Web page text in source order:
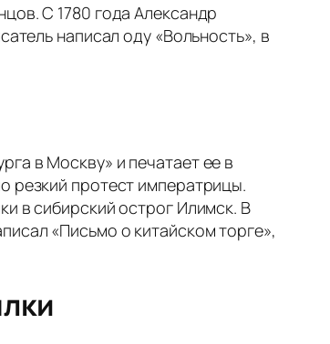
С 1780 года Александр
написал оду «Вольность», в
в Москву» и печатает ее в
резкий протест императрицы.
в сибирский острог Илимск. В
«Письмо о китайском торге»,